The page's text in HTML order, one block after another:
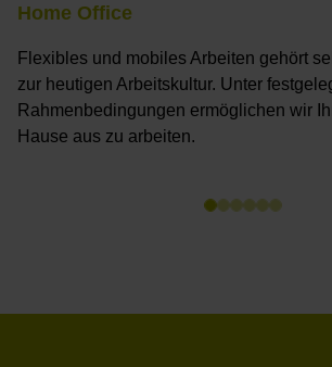
Home Office
Flexibles und mobiles Arbeiten gehört
zur heutigen Arbeitskultur. Unter
Rahmenbedingungen ermöglichen wir
Hause aus zu arbeiten.